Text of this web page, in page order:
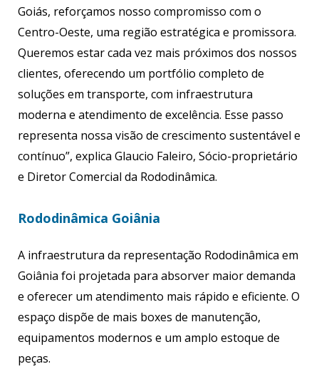
Goiás, reforçamos nosso compromisso com o
Centro-Oeste, uma região estratégica e promissora.
Queremos estar cada vez mais próximos dos nossos
clientes, oferecendo um portfólio completo de
soluções em transporte, com infraestrutura
moderna e atendimento de excelência. Esse passo
representa nossa visão de crescimento sustentável e
contínuo”, explica Glaucio Faleiro, Sócio-proprietário
e Diretor Comercial da Rododinâmica.
Rododinâmica Goiânia
A infraestrutura da representação Rododinâmica em
Goiânia foi projetada para absorver maior demanda
e oferecer um atendimento mais rápido e eficiente. O
espaço dispõe de mais boxes de manutenção,
equipamentos modernos e um amplo estoque de
peças.